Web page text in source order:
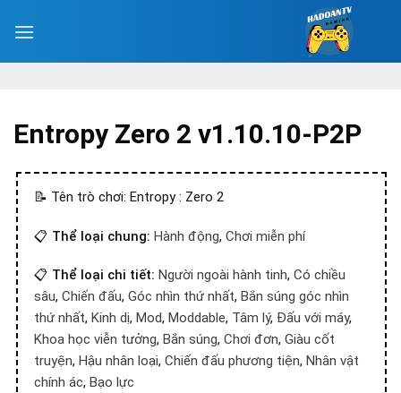
Entropy Zero 2 v1.10.10-P2P
📝 Tên trò chơi: Entropy : Zero 2
📋 Thể loại chung: Hành động, Chơi miễn phí
📋 Thể loại chi tiết: Người ngoài hành tinh, Có chiều
sâu, Chiến đấu, Góc nhìn thứ nhất, Bắn súng góc nhìn
thứ nhất, Kinh dị, Mod, Moddable, Tâm lý, Đấu với máy,
Khoa học viễn tưởng, Bắn súng, Chơi đơn, Giàu cốt
truyện, Hậu nhân loại, Chiến đấu phương tiện, Nhân vật
chính ác, Bạo lực